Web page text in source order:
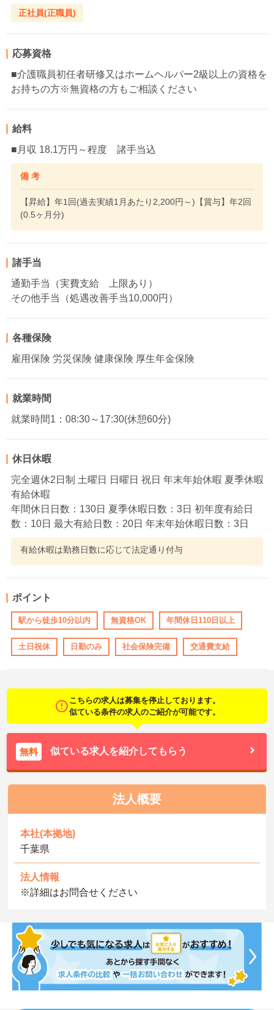
正社員(正職員)
応募資格
■介護職員初任者研修又はホームヘルパー2級以上の資格を
お持ちの方※無資格の方もご相談ください
給料
■月収 18.1万円～程度 諸手当込
備 考
【昇給】年1回(過去実績1月あたり2,200円～)【賞与】年2回
(0.5ヶ月分)
諸手当
通勤手当（実費支給 上限あり）
その他手当（処遇改善手当10,000円）
各種保険
雇用保険 労災保険 健康保険 厚生年金保険
就業時間
就業時間1：08:30～17:30(休憩60分)
休日休暇
完全週休2日制 土曜日 日曜日 祝日 年末年始休暇 夏季休暇
有給休暇
年間休日日数：130日 夏季休暇日数：3日 初年度有給日
数：10日 最大有給日数：20日 年末年始休暇日数：3日
有給休暇は勤務日数に応じて法定通り付与
ポイント
駅から徒歩10分以内 無資格OK 年間休日110日以上
土日祝休 日勤のみ 社会保険完備 交通費支給
こちらの求人は募集を停止しております。
似ている条件の求人のご紹介が可能です。
無料 似ている求人を紹介してもらう
法人概要
本社(本拠地)
千葉県
法人情報
※詳細はお問合せください